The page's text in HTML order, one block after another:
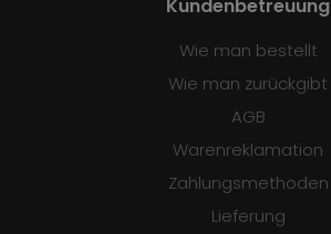
Kundenbetreuung
Wie man bestellt
Wie man zurückgibt
AGB
Warenreklamation
Zahlungsmethoden
Lieferung